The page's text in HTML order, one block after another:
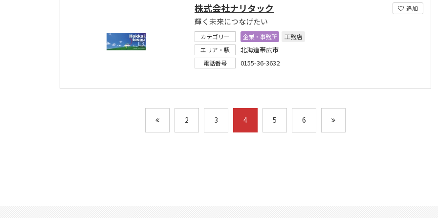
追加
株式会社ナリタック
輝く未来につなげたい
カテゴリー 企業・事務所
工務店
エリア・駅
北海道帯広市
電話番号 0155-36-3632
2 3 4 5 6